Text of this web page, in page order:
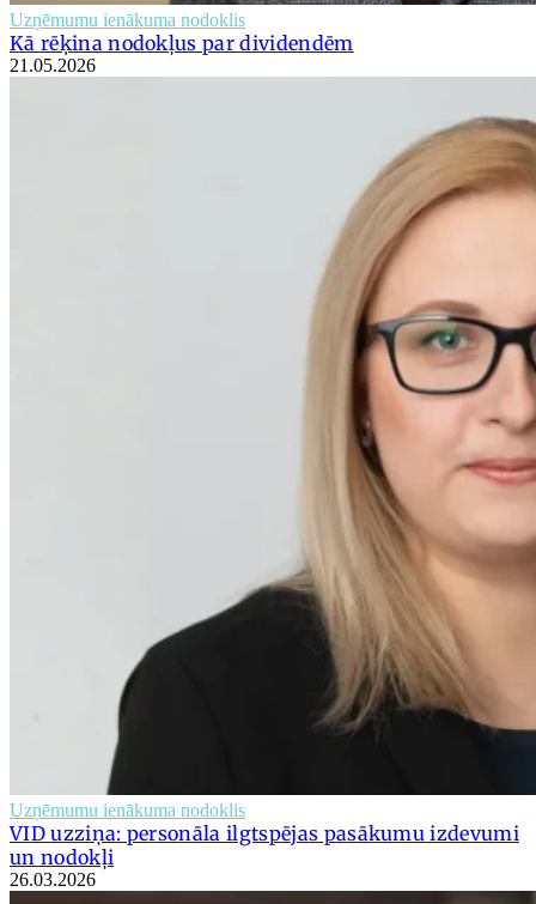
Uzņēmumu ienākuma nodoklis
Kā rēķina nodokļus par dividendēm
21.05.2026
Uzņēmumu ienākuma nodoklis
VID uzziņa: personāla ilgtspējas pasākumu izdevumi
un nodokļi
26.03.2026